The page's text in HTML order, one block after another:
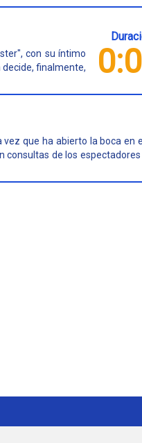
con su íntimo
decide, finalmente,
vez que ha abierto la boca en
consultas de los